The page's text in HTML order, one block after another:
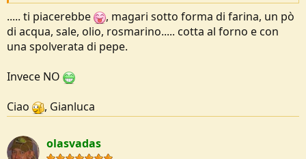
..... ti piacerebbe
, magari sotto forma di farina, un pò
di acqua, sale, olio, rosmarino..... cotta al forno e con
una spolverata di pepe.
Invece NO
Ciao
, Gianluca
olasvadas